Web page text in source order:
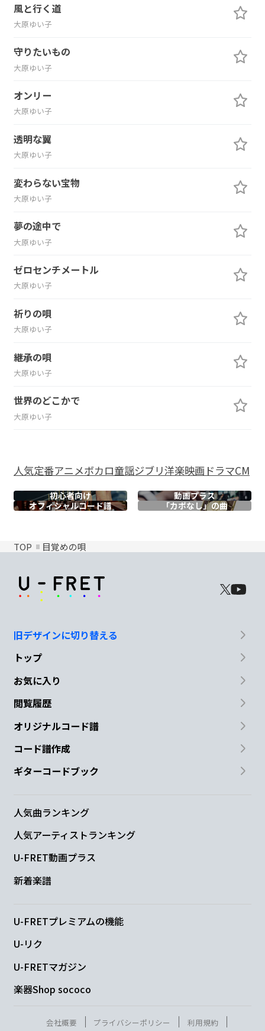
風と行く道
大原ゆい子
守りたいもの
大原ゆい子
オンリー
大原ゆい子
透明な翼
大原ゆい子
変わらない宝物
大原ゆい子
夢の途中で
大原ゆい子
ゼロセンチメートル
大原ゆい子
祈りの唄
大原ゆい子
継承の唄
大原ゆい子
世界のどこかで
大原ゆい子
人気定番アニメボカロ童謡ジブリ洋楽映画ドラマCM
初心者向け
動画プラス
オフィシャルコード譜 「カポなし」の曲
TOP 目覚めの唄
旧デザインに切り替える
トップ
お気に入り
閲覧履歴
オリジナルコード譜
コード譜作成
ギターコードブック
人気曲ランキング
人気アーティストランキング
U-FRET動画プラス
新着楽譜
U-FRETプレミアムの機能
U-リク
U-FRETマガジン
楽器Shop sococo
会社概要 プライバシーポリシー 利用規約